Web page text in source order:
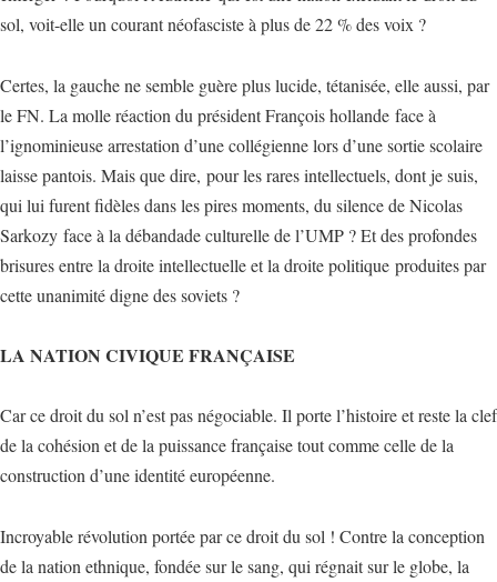
sol, voit-elle un courant néofasciste à plus de 22 % des voix ?
Certes, la gauche ne semble guère plus lucide, tétanisée, elle aussi, par
le FN. La molle réaction du président François hollande face à
l’ignominieuse arrestation d’une collégienne lors d’une sortie scolaire
laisse pantois. Mais que dire, pour les rares intellectuels, dont je suis,
qui lui furent fidèles dans les pires moments, du silence de Nicolas
Sarkozy face à la débandade culturelle de l’UMP ? Et des profondes
brisures entre la droite intellectuelle et la droite politique produites par
cette unanimité digne des soviets ?
LA NATION CIVIQUE FRANÇAISE
Car ce droit du sol n’est pas négociable. Il porte l’histoire et reste la clef
de la cohésion et de la puissance française tout comme celle de la
construction d’une identité européenne.
Incroyable révolution portée par ce droit du sol ! Contre la conception
de la nation ethnique, fondée sur le sang, qui régnait sur le globe, la